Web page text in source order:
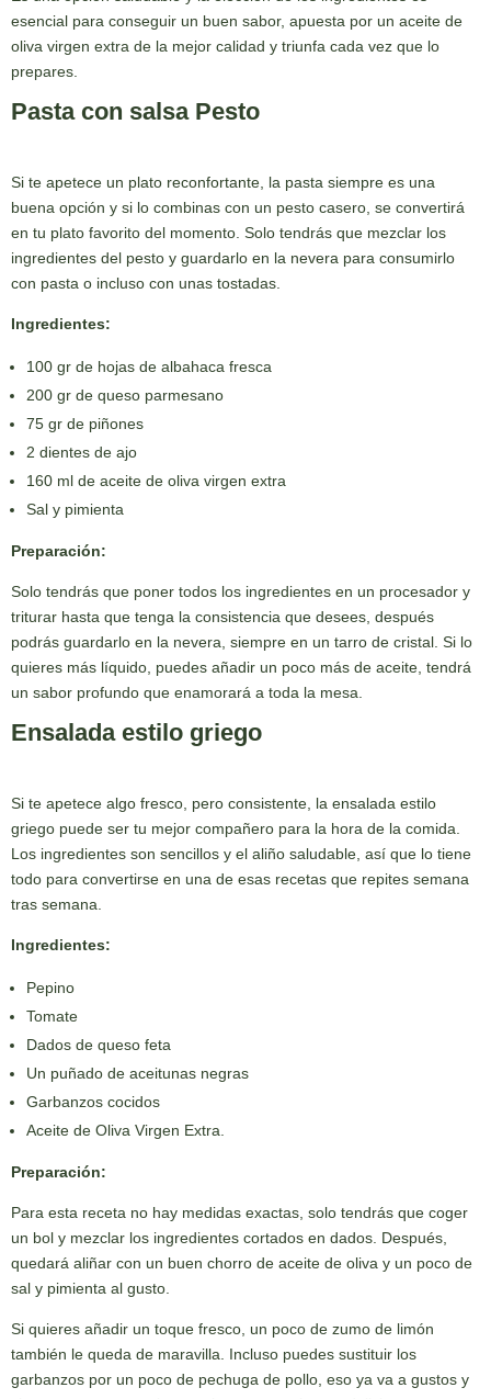
esencial para conseguir un buen sabor, apuesta por un aceite de
oliva virgen extra de la mejor calidad y triunfa cada vez que lo
prepares.
Pasta con salsa Pesto
Si te apetece un plato reconfortante, la pasta siempre es una
buena opción y si lo combinas con un pesto casero, se convertirá
en tu plato favorito del momento. Solo tendrás que mezclar los
ingredientes del pesto y guardarlo en la nevera para consumirlo
con pasta o incluso con unas tostadas.
Ingredientes:
100 gr de hojas de albahaca fresca
200 gr de queso parmesano
75 gr de piñones
2 dientes de ajo
160 ml de aceite de oliva virgen extra
Sal y pimienta
Preparación:
Solo tendrás que poner todos los ingredientes en un procesador y
triturar hasta que tenga la consistencia que desees, después
podrás guardarlo en la nevera, siempre en un tarro de cristal. Si lo
quieres más líquido, puedes añadir un poco más de aceite, tendrá
un sabor profundo que enamorará a toda la mesa.
Ensalada estilo griego
Si te apetece algo fresco, pero consistente, la ensalada estilo
griego puede ser tu mejor compañero para la hora de la comida.
Los ingredientes son sencillos y el aliño saludable, así que lo tiene
todo para convertirse en una de esas recetas que repites semana
tras semana.
Ingredientes:
Pepino
Tomate
Dados de queso feta
Un puñado de aceitunas negras
Garbanzos cocidos
Aceite de Oliva Virgen Extra.
Preparación:
Para esta receta no hay medidas exactas, solo tendrás que coger
un bol y mezclar los ingredientes cortados en dados. Después,
quedará aliñar con un buen chorro de aceite de oliva y un poco de
sal y pimienta al gusto.
Si quieres añadir un toque fresco, un poco de zumo de limón
también le queda de maravilla. Incluso puedes sustituir los
garbanzos por un poco de pechuga de pollo, eso ya va a gustos y